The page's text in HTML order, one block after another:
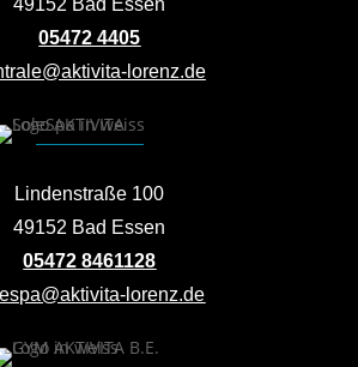
49152 Bad Essen
05472 4405
lorenz.de
Lindenstraße 100
49152 Bad Essen
05472 8461128
lorenz.de